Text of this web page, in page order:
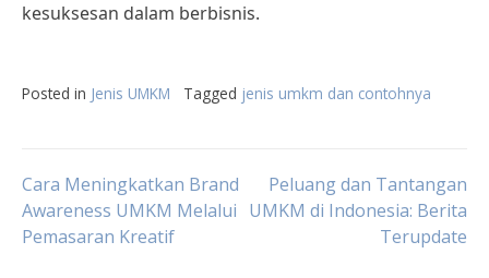
kesuksesan dalam berbisnis.
Posted in Jenis UMKM Tagged jenis umkm dan contohnya
Post
navigation
Cara Meningkatkan Brand
Awareness UMKM Melalui
Pemasaran Kreatif
Peluang dan Tantangan
UMKM di Indonesia: Berita
Terupdate